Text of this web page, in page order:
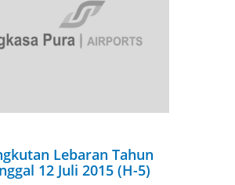
Lebaran Tahun
12 Juli 2015 (H-5)